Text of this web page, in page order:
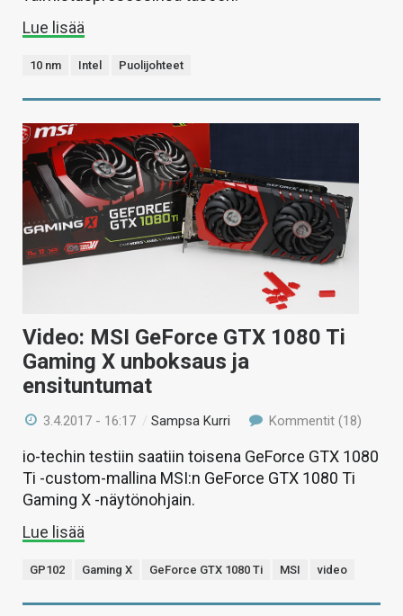
Lue lisää
10 nm Intel Puolijohteet
Video: MSI GeForce GTX 1080 Ti
Gaming X unboksaus ja
ensituntumat
3.4.2017 - 16:17 /Sampsa Kurri Kommentit (18)
io-techin testiin saatiin toisena GeForce GTX 1080
Ti -custom-mallina MSI:n GeForce GTX 1080 Ti
Gaming X -näytönohjain.
Lue lisää
GP102 Gaming X GeForce GTX 1080 Ti MSI video